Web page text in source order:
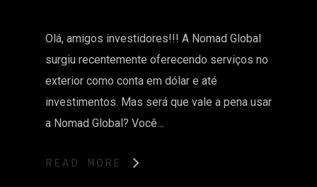
Olá, amigos investidores!!! A Nomad Global
surgiu recentemente oferecendo serviços no
exterior como conta em dólar e até
investimentos. Mas será que vale a pena usar
a Nomad Global? Você...
READ MORE